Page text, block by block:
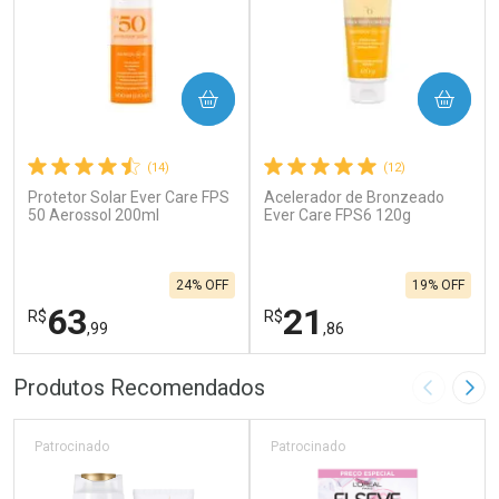
(14)
Protetor Solar Ever Care FPS
50 Aerossol 200ml
R$63,99
24% OFF
COMPRAR
FECHAR
Laboratório
FECHAR
Por Menos
(12)
Acelerador de Bronzeado
Ever Care FPS6 120g
R$21 ,86
19% OFF
COMPRAR
Laboratório
Por Menos
Produtos Recomendados Imagem
Patrocinado Patrocinado